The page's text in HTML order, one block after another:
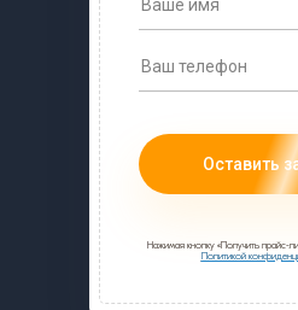
Оставить
Нажимая кнопку «Получить прайс-
Политикой